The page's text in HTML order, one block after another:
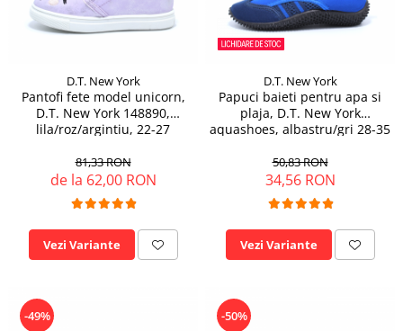
D.T. New York
Pantofi fete model unicorn,
D.T. New York 148890,
lila/roz/argintiu, 22-27
81,33 RON
de la 62,00 RON
Vezi Variante
D.T. New York
Papuci baieti pentru apa si
plaja, D.T. New York
aquashoes, albastru/gri 28-35
50,83 RON
34,56 RON
Vezi Variante
-49% -50%